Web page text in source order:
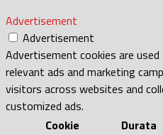
Advertisement
Advertisement
Advertisement cookies are
relevant ads and marketing
visitors across websites and
customized ads.
Cookie
Durata